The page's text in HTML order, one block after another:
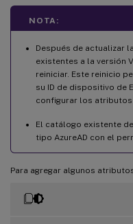
NOTA:
Después de actualizar
existentes a la versión
reiniciar. Este reinicio
su ID de dispositivo de
configurar los atributos
El catálogo existente
tipo AzureAD con el
Para agregar algunos